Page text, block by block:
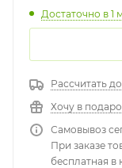
Достаточно в 1
Рассчитать
Хочу в
Самовывоз
При заказе
бесплатная в